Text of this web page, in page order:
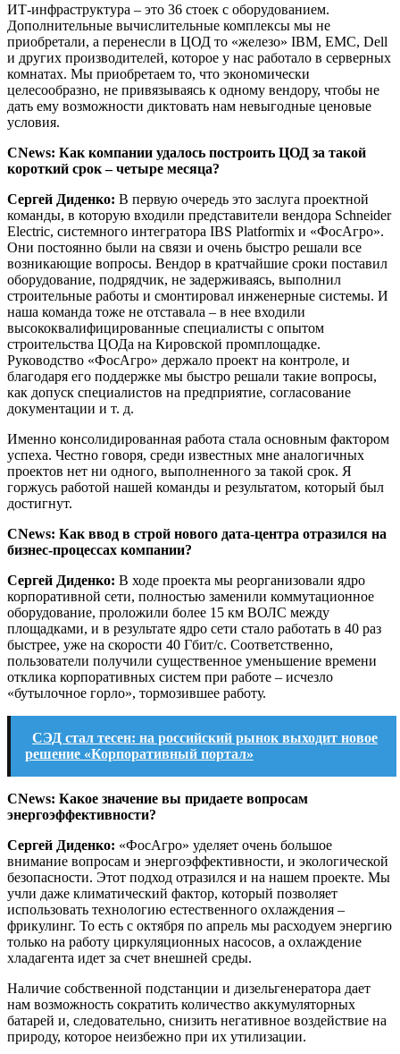
ИТ-инфраструктура – это 36 стоек с оборудованием.
Дополнительные вычислительные комплексы мы не
приобретали, а перенесли в ЦОД то «железо» IBM, EMC, Dell
и других производителей, которое у нас работало в серверных
комнатах. Мы приобретаем то, что экономически
целесообразно, не привязываясь к одному вендору, чтобы не
дать ему возможности диктовать нам невыгодные ценовые
условия.
CNews: Как компании удалось построить ЦОД за такой
короткий срок – четыре месяца?
Сергей Диденко: В первую очередь это заслуга проектной
команды, в которую входили представители вендора Schneider
Electric, системного интегратора IBS Platformix и «ФосАгро».
Они постоянно были на связи и очень быстро решали все
возникающие вопросы. Вендор в кратчайшие сроки поставил
оборудование, подрядчик, не задерживаясь, выполнил
строительные работы и смонтировал инженерные системы. И
наша команда тоже не отставала – в нее входили
высококвалифицированные специалисты с опытом
строительства ЦОДа на Кировской промплощадке.
Руководство «ФосАгро» держало проект на контроле, и
благодаря его поддержке мы быстро решали такие вопросы,
как допуск специалистов на предприятие, согласование
документации и т. д.
Именно консолидированная работа стала основным фактором
успеха. Честно говоря, среди известных мне аналогичных
проектов нет ни одного, выполненного за такой срок. Я
горжусь работой нашей команды и результатом, который был
достигнут.
CNews: Как ввод в строй нового дата-центра отразился на
бизнес-процессах компании?
Сергей Диденко: В ходе проекта мы реорганизовали ядро
корпоративной сети, полностью заменили коммутационное
оборудование, проложили более 15 км ВОЛС между
площадками, и в результате ядро сети стало работать в 40 раз
быстрее, уже на скорости 40 Гбит/с. Соответственно,
пользователи получили существенное уменьшение времени
отклика корпоративных систем при работе – исчезло
«бутылочное горло», тормозившее работу.
СЭД стал тесен: на российский рынок выходит новое
решение «Корпоративный портал»
CNews: Какое значение вы придаете вопросам
энергоэффективности?
Сергей Диденко: «ФосАгро» уделяет очень большое
внимание вопросам и энергоэффективности, и экологической
безопасности. Этот подход отразился и на нашем проекте. Мы
учли даже климатический фактор, который позволяет
использовать технологию естественного охлаждения –
фрикулинг. То есть с октября по апрель мы расходуем энергию
только на работу циркуляционных насосов, а охлаждение
хладагента идет за счет внешней среды.
Наличие собственной подстанции и дизельгенератора дает
нам возможность сократить количество аккумуляторных
батарей и, следовательно, снизить негативное воздействие на
природу, которое неизбежно при их утилизации.